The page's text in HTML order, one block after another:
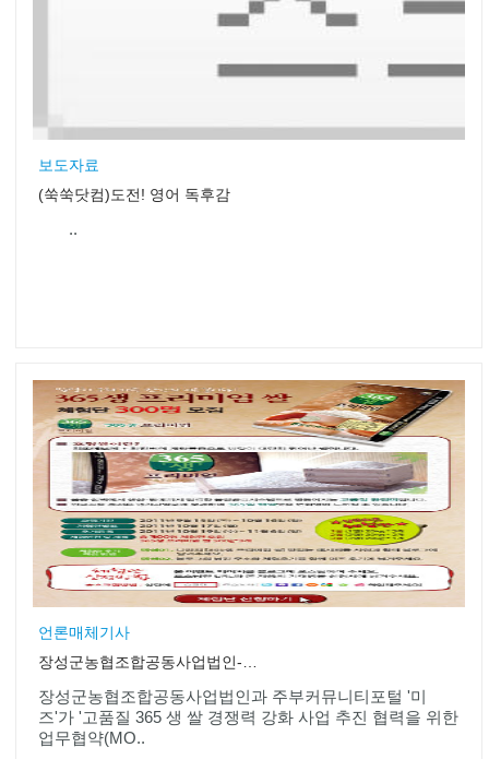
보도자료
(쑥쑥닷컴)도전! 영어 독후감
..
언론매체기사
장성군농협조합공동사업법인과 주부커뮤니티포털 '미
즈'가 '고품질 365 생 쌀 경쟁력 강화 사업 추진 협력을 위한
업무협약(MO..